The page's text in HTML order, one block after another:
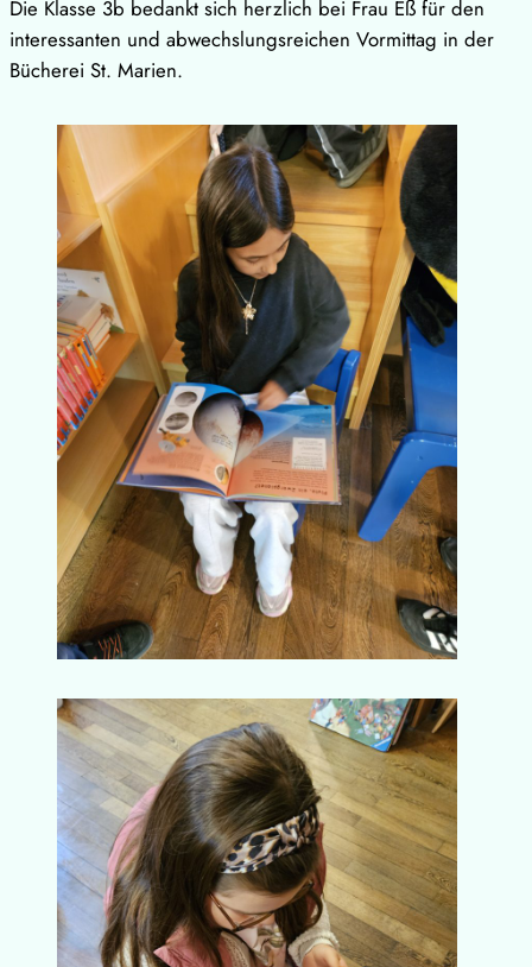
Die Klasse 3b bedankt sich herzlich bei Frau Eß für den
interessanten und abwechslungsreichen Vormittag in der
Bücherei St. Marien.